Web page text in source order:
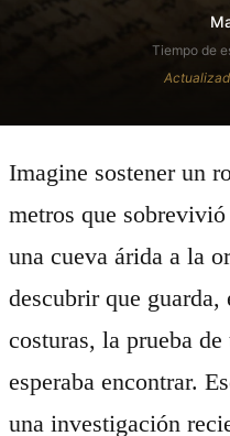
Tiempo de
Imagine sostener un
metros que
una cueva árida a la
descubrir que
costuras, la prueba
esperaba encontrar.
una investigación